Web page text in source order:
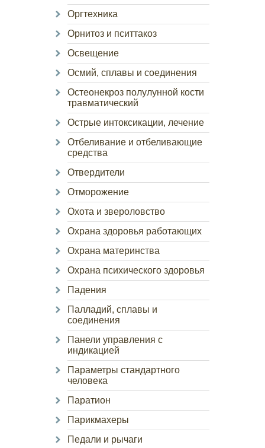
Оргтехника
Орнитоз и пситтакоз
Освещение
Осмий, сплавы и соединения
Остеонекроз полулунной кости
травматический
Острые интоксикации, лечение
Отбеливание и отбеливающие
средства
Отвердители
Отморожение
Охота и звероловство
Охрана здоровья работающих
Охрана материнства
Охрана психического здоровья
Падения
Палладий, сплавы и
соединения
Панели управления с
индикацией
Параметры стандартного
человека
Паратион
Парикмахеры
Педали и рычаги